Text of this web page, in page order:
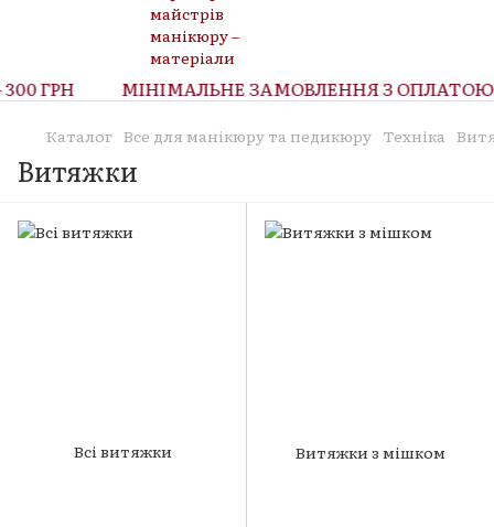
ГРН МІНІМАЛЬНЕ ЗАМОВЛЕННЯ З ОПЛАТОЮ
Каталог Все для манікюру та педикюру Техніка
Витяжки
Всі витяжки Витяжки з мішком